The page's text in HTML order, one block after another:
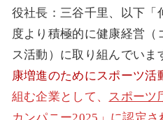
役社長：三谷千里、以下「
度より積極的に健康経営（
ス活動）に取り組んでいま
康増進のためにスポーツ活
組む企業として、 スポーツ